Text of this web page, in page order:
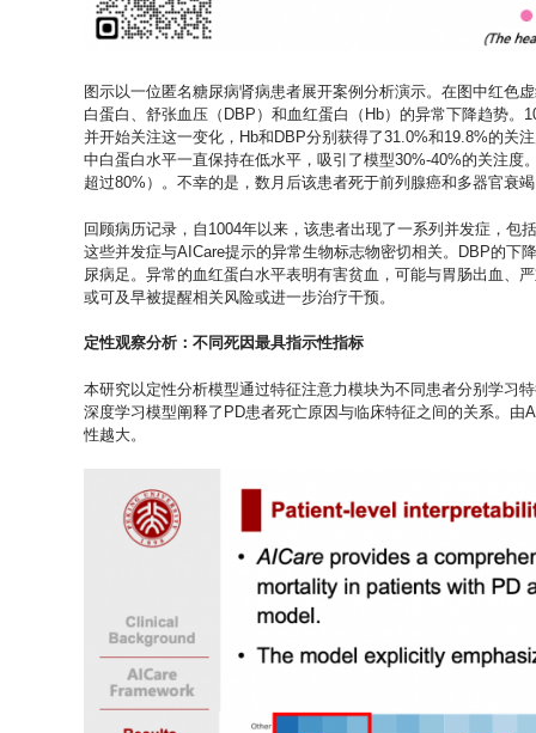
图示以一位匿名糖尿病肾病患者展开案例分析演示。在图中红色
白蛋白、舒张血压（DBP）和血红蛋白（Hb）的异常下降趋势
并开始关注这一变化，Hb和DBP分别获得了31.0%和19.8%的关
中白蛋白水平一直保持在低水平，吸引了模型30%-40%的关注
超过80%）。不幸的是，数月后该患者死于前列腺癌和多器官衰
回顾病历记录，自1004年以来，该患者出现了一系列并发症，包
这些并发症与AICare提示的异常生物标志物密切相关。DBP的下
尿病足。异常的血红蛋白水平表明有害贫血，可能与胃肠出血、
或可及早被提醒相关风险或进一步治疗干预。
定性观察分析：不同死因最具指示性指标
本研究以定性分析模型通过特征注意力模块为不同患者分别学习
深度学习模型阐释了PD患者死亡原因与临床特征之间的关系。
性越大。